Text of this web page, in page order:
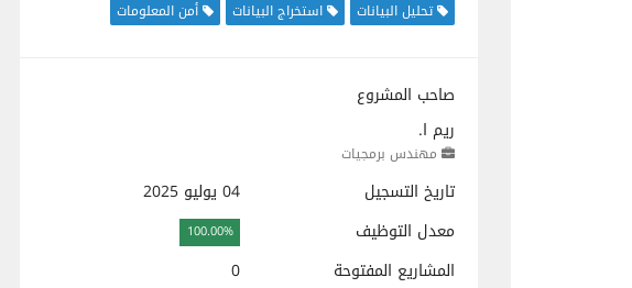
تحليل البيانات
استخراج البيانات أمن المعلومات
صاحب المشروع
ريم ا.
مهندس برمجيات
تاريخ التسجيل
04 يوليو 2025
معدل التوظيف
100.00%
المشاريع المفتوحة
0